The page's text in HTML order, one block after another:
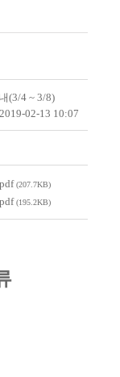
(3/4 ~ 3/8)
2019-02-13 10:07
(207.7KB)
(195.2KB)